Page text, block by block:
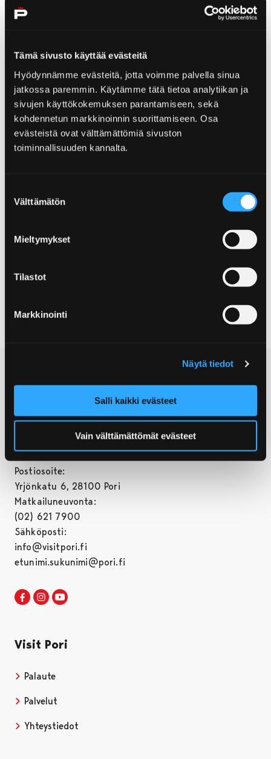
Tämä sivusto käyttää evästeitä
Hyödynnämme evästeitä, jotta voimme palvella sinua
jatkossa paremmin. Käytämme tätä tietoa analytiikan ja
sivujen käyttökokemuksen parantamiseen, sekä
kohdennetun markkinoinnin suorittamiseen. Osa
evästeistä ovat välttämättömiä sivuston
toiminnallisuuden kannalta.
valinta
Välttämätön
Mieltymykset
Tilastot
Markkinointi
Näytä tiedot
Salli kaikki evästeet
Vain välttämättömät evästeet
© Porin kaupunki
Postiosoite:
Yrjönkatu 6, 28100 Pori
Matkailuneuvonta:
(02) 621 7900
Sähköposti:
info@visitpori.fi
etunimi.sukunimi@pori.fi
Visit Pori Facebookissa
Avautuu uudessa välilehdessä
Visit Pori Instagrammissa
Avautuu uudessa välilehdessä
Visit Pori
Palaute
Palvelut
Yhteystiedot